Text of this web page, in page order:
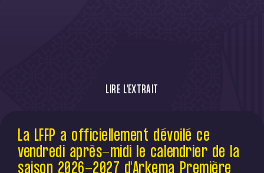
LIRE L'EXTRAIT
Un calendrier corsé pour les Violettes en
Arkema Première Ligue. La saison débutera
le 5 septembre 2026 par un court
déplacement, en Occitanie du côté de
La LFFP a officiellement dévoilé ce
vendredi après-midi le calendrier de la
saison 2026-2027 d'Arkema Première